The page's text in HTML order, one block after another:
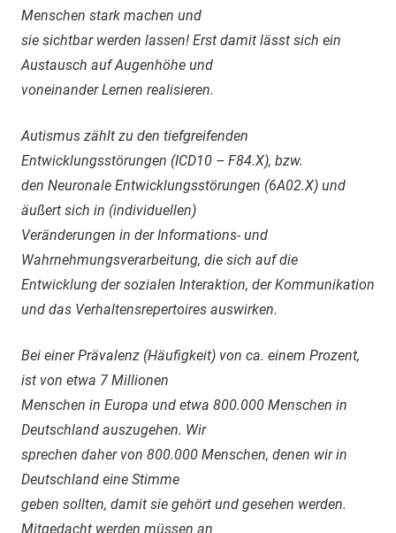
Menschen stark machen und
sie sichtbar werden lassen! Erst damit lässt sich ein
Austausch auf Augenhöhe und
voneinander Lernen realisieren.
Autismus zählt zu den tiefgreifenden
Entwicklungsstörungen (ICD10 – F84.X), bzw.
den Neuronale Entwicklungsstörungen (6A02.X) und
äußert sich in (individuellen)
Veränderungen in der Informations- und
Wahrnehmungsverarbeitung, die sich auf die
Entwicklung der sozialen Interaktion, der Kommunikation
und das Verhaltensrepertoires auswirken.
Bei einer Prävalenz (Häufigkeit) von ca. einem Prozent,
ist von etwa 7 Millionen
Menschen in Europa und etwa 800.000 Menschen in
Deutschland auszugehen. Wir
sprechen daher von 800.000 Menschen, denen wir in
Deutschland eine Stimme
geben sollten, damit sie gehört und gesehen werden.
Mitgedacht werden müssen an